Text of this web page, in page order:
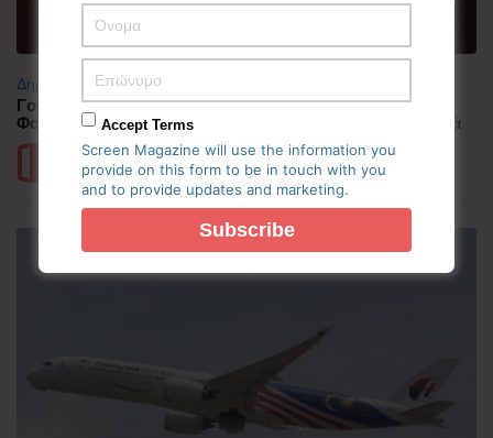
Δημοφιλή
Γουατεμάλα: Σε ύφεση η δραστηριότητα του ηφαιστείου
Φουέγο – 1.700 άνθρωποι απομακρύνθηκαν προληπτικά
Περισσότερα
Accept Terms
Screen Magazine will use the information you
provide on this form to be in touch with you
and to provide updates and marketing.